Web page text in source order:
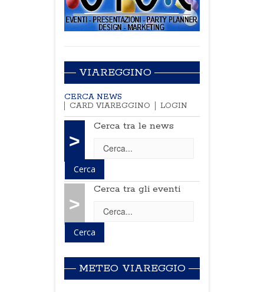
VIAREGGINO
CERCA NEWS
CARD VIAREGGINO
LOGIN
>
Cerca tra le news
>
Cerca tra gli eventi
METEO VIAREGGIO